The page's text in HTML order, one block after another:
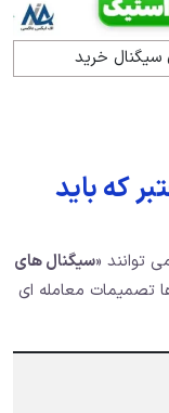
سیگنال خرید
که باید
توانند «سیگنال های
تصمیمات معامله ای